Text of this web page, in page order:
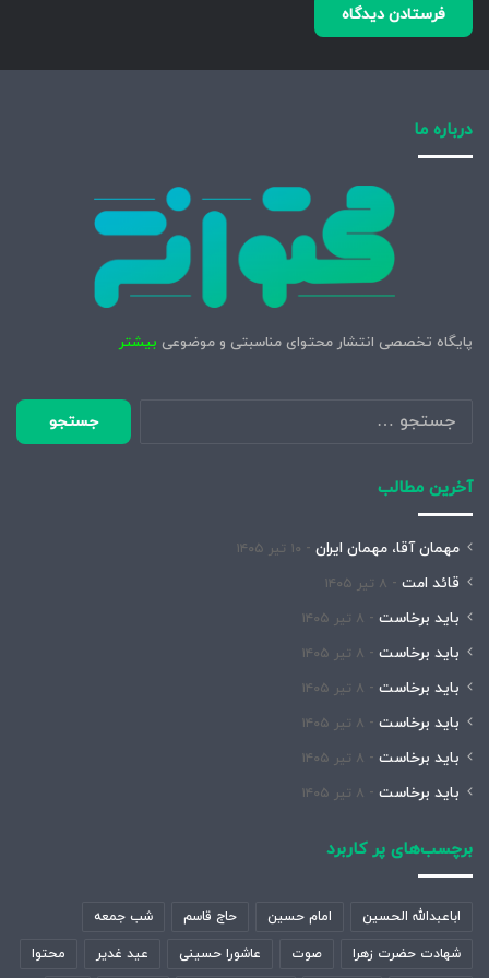
درباره ما
پایگاه تخصصی انتشار محتوای مناسبتی و موضوعی بیشتر
جستجو
برای:
آخرین مطالب
مهمان آقا، مهمان ایران ۱۰ تیر ۱۴۰۵
قائد امت ۸ تیر ۱۴۰۵
باید برخاست ۸ تیر ۱۴۰۵
باید برخاست ۸ تیر ۱۴۰۵
باید برخاست ۸ تیر ۱۴۰۵
باید برخاست ۸ تیر ۱۴۰۵
باید برخاست ۸ تیر ۱۴۰۵
باید برخاست ۸ تیر ۱۴۰۵
برچسب‌های پر کاربرد
اباعبدالله الحسین امام حسین حاج قاسم شب جمعه
شهادت حضرت زهرا صوت عاشورا حسینی عید غدیر محتوا